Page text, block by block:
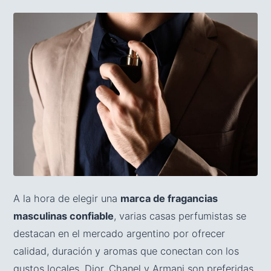
A la hora de elegir una marca de fragancias
masculinas confiable, varias casas perfumistas se
destacan en el mercado argentino por ofrecer
calidad, duración y aromas que conectan con los
gustos locales. Dior, Chanel y Armani son preferidas